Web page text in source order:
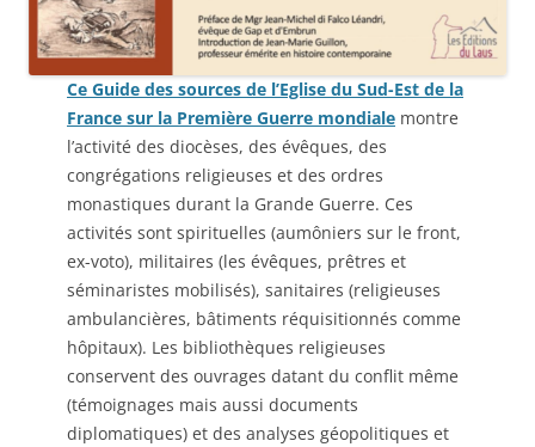
Ce Guide des sources de l’Eglise du Sud-Est de la
France sur la Première Guerre mondiale montre
l’activité des diocèses, des évêques, des
congrégations religieuses et des ordres
monastiques durant la Grande Guerre. Ces
activités sont spirituelles (aumôniers sur le front,
ex-voto), militaires (les évêques, prêtres et
séminaristes mobilisés), sanitaires (religieuses
ambulancières, bâtiments réquisitionnés comme
hôpitaux). Les bibliothèques religieuses
conservent des ouvrages datant du conflit même
(témoignages mais aussi documents
diplomatiques) et des analyses géopolitiques et